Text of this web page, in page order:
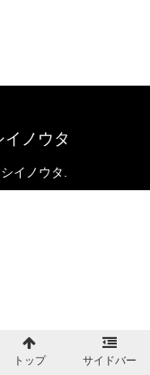
ノウタ
イノウタ.
トップ サイドバー